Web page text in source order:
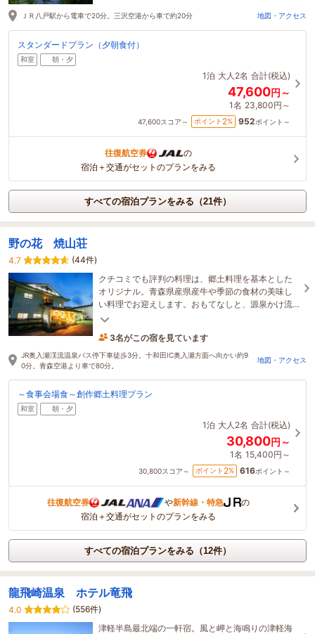
ＪＲ八戸駅から電車で20分。三沢空港から車で約20分 地図・アクセス
スタンダードプラン（夕朝食付）
和室 朝・夕
1泊 大人2名 合計(税込)
47,600円～
1名 23,800円～
47,600スコア～ ポイント 2% 952ポイント～
往復航空券
の
宿泊＋交通がセットのプランをみる
すべての宿泊プランをみる（21件）
野の花 焼山荘
4.7
(44件)
クチコミでも評判の料理は、郷土料理を基本とした
オリジナル。青森県産県産牛や季節の食材の美味し
い料理でお迎えします。おもてなしと、源泉かけ流
し温泉が女性に人気の名旅館。全室禁煙です。
3名がこの宿を見ています
1時間前に予約されました
JR奥入瀬渓流温泉バス停下車徒歩3分。十和田IC奥入瀬方面へ向かい約9
0分。青森空港より車で80分。
地図・アクセス
～食事会場食～創作郷土料理プラン
和室 朝・夕
1泊 大人2名 合計(税込)
30,800円～
1名 15,400円～
30,800スコア～ ポイント 2% 616ポイント～
往復航空券 や新幹線・特急
の
宿泊＋交通がセットのプランをみる
すべての宿泊プランをみる（12件）
龍飛崎温泉 ホテル竜飛
4.0
(556件)
津軽半島最北端の一軒宿。風と岬と海鳴りの津軽海